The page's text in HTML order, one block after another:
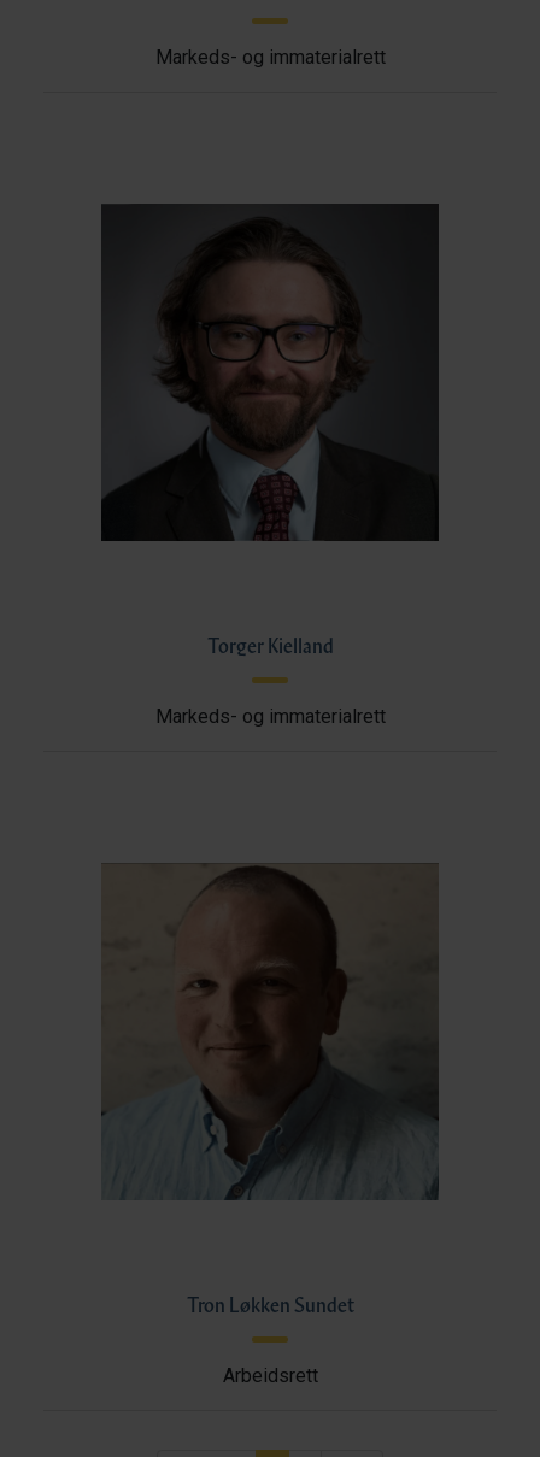
Markeds- og immaterialrett
Torger Kielland
Markeds- og immaterialrett
Tron Løkken Sundet
Arbeidsrett